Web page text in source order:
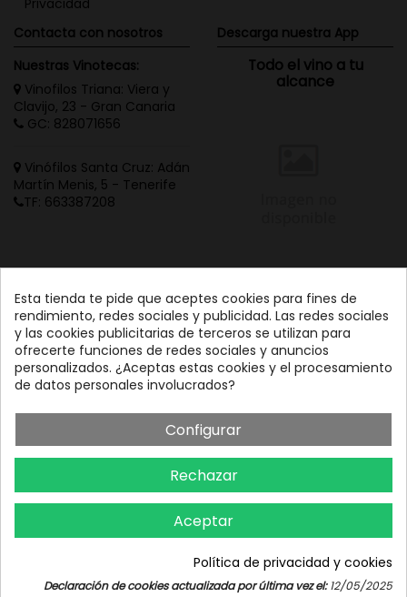
Privacidad
Contacta con nosotros
Nuestras Vinotecas:
Vinofilos Triana: Viera y
Clavijo, 23 - Gran Canaria
GC: 828071656
Vinófilos Santa Cruz: Adán
Martín Menis, 5 - Tenerife
TF: 663387208
Descarga nuestra App
Todo el vino a tu
alcance
Iniciar chat
Esta tienda te pide que aceptes cookies para fines de
rendimiento, redes sociales y publicidad. Las redes sociales
y las cookies publicitarias de terceros se utilizan para
ofrecerte funciones de redes sociales y anuncios
personalizados. ¿Aceptas estas cookies y el procesamiento
de datos personales involucrados?
Configurar
Rechazar
Aceptar
Política de privacidad y cookies
Declaración de cookies actualizada por última vez el:12/05/2025